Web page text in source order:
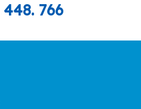
448. 766